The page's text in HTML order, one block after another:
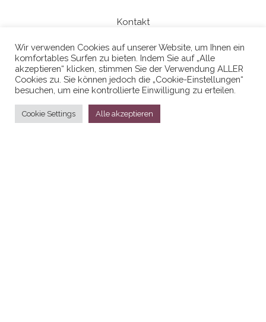
Kontakt
Datenschutzerklaerung
Stolz präsentiert vonWordPress
Wir verwenden Cookies auf unserer Website, um Ihnen ein
komfortables Surfen zu bieten. Indem Sie auf „Alle
akzeptieren“ klicken, stimmen Sie der Verwendung ALLER
Cookies zu. Sie können jedoch die „Cookie-Einstellungen“
besuchen, um eine kontrollierte Einwilligung zu erteilen.
Cookie Settings Alle akzeptieren